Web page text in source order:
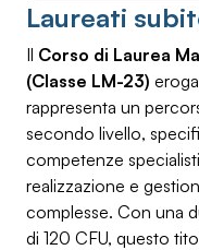
Laureati
Il Corso di Laurea
(Classe LM-23)
rappresenta un
secondo livello,
competenze
realizzazione e
complesse. Con una
di 120 CFU, questo